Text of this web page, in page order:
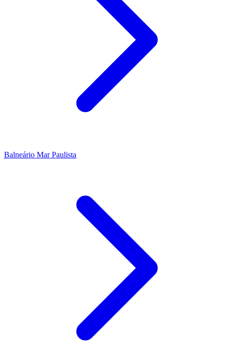
Balneário Mar Paulista